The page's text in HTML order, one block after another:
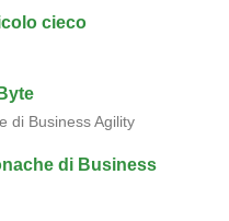
cieco
di Business Agility
di Business